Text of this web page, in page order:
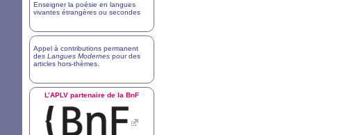
Enseigner la poésie en langues
vivantes étrangères ou secondes
Appel à contributions permanent
des Langues Modernes pour des
articles hors-thèmes
L’APLV partenaire de la BnF